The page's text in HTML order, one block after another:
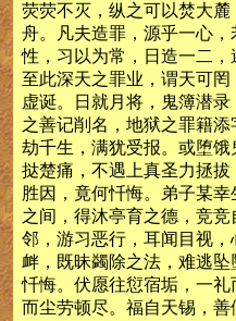
荧荧不灭，纵之可以焚大
舟。凡夫造罪，源乎一心
性，习以为常，日造一二，
至此深天之罪业，谓天可
虚诞。日就月将，鬼簿潜
之善记削名，地狱之罪籍
劫千生，满犹受报。或堕
挞楚痛，不遇上真圣力拯
胜因，竟何忏悔。弟子某
之间，得沐亭育之德，竞
邻，游习恶行，耳闻目视
衅，既昧蠲除之法，难逃
忏悔。伏愿往愆宿垢，一
而尘劳顿尽。福自天锡，